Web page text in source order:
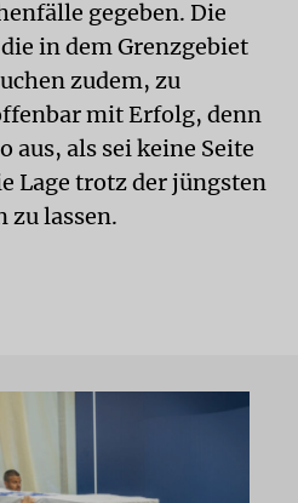
gegeben. Die
in dem Grenzgebiet
zudem, zu
mit Erfolg, denn
aus, als sei keine Seite
Lage trotz der jüngsten
zu lassen.